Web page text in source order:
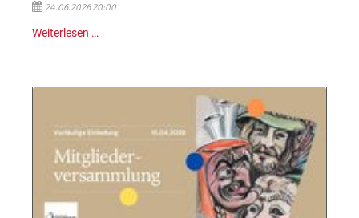
24.06.2026 20:00
Weiterlesen …